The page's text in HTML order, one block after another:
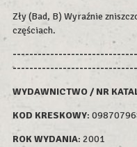
Zły (Bad, B) Wyraźnie
częściach.
WYDAWNICTWO / NR
KOD KRESKOWY:
ROK WYDANIA: 2001